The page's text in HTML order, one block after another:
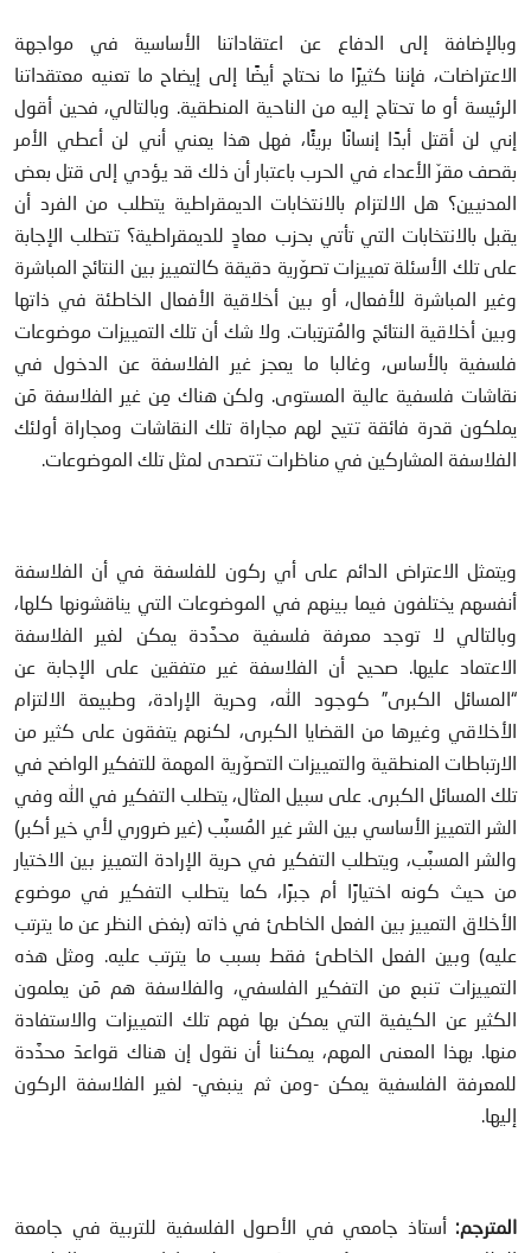
وبالإضافة إلى الدفاع عن اعتقاداتنا الأساسية في مواجهة
الاعتراضات، فإننا كثيرًا ما نحتاج أيضًا إلى إيضاح ما تعنيه معتقداتنا
الرئيسة أو ما تحتاج إليه من الناحية المنطقية. وبالتالي، فحين أقول
إني لن أقتل أبدًا إنسانًا بريئًا، فهل هذا يعني أني لن أعطي الأمر
بقصف مقرّ الأعداء في الحرب باعتبار أن ذلك قد يؤدي إلى قتل بعض
المدنيين؟ هل الالتزام بالانتخابات الديمقراطية يتطلب من الفرد أن
يقبل بالانتخابات التي تأتي بحزب معادٍ للديمقراطية؟ تتطلب الإجابة
على تلك الأسئلة تمييزات تصوّرية دقيقة كالتمييز بين النتائج المباشرة
وغير المباشرة للأفعال، أو بين أخلاقية الأفعال الخاطئة في ذاتها
وبين أخلاقية النتائج والمُترتِبات. ولا شك أن تلك التمييزات موضوعات
فلسفية بالأساس، وغالبا ما يعجز غير الفلاسفة عن الدخول في
نقاشات فلسفية عالية المستوى. ولكن هناك مِن غير الفلاسفة مَن
يملكون قدرة فائقة تتيح لهم مجاراة تلك النقاشات ومجاراة أولئك
الفلاسفة المشاركين في مناظرات تتصدى لمثل تلك الموضوعات.
ويتمثل الاعتراض الدائم على أي ركون للفلسفة في أن الفلاسفة
أنفسهم يختلفون فيما بينهم في الموضوعات التي يناقشونها كلها،
وبالتالي لا توجد معرفة فلسفية محدَّدة يمكن لغير الفلاسفة
الاعتماد عليها. صحيح أن الفلاسفة غير متفقين على الإجابة عن
“المسائل الكبرى” كوجود الله، وحرية الإرادة، وطبيعة الالتزام
الأخلاقي وغيرها من القضايا الكبرى، لكنهم يتفقون على كثير من
الارتباطات المنطقية والتمييزات التصوّرية المهمة للتفكير الواضح في
تلك المسائل الكبرى. على سبيل المثال، يتطلب التفكير في الله وفي
الشر التمييز الأساسي بين الشر غير المُسبَّب (غير ضروري لأي خير أكبر)
والشر المسبَّب، ويتطلب التفكير في حرية الإرادة التمييز بين الاختيار
من حيث كونه اختيارًا أم جبرًا، كما يتطلب التفكير في موضوع
الأخلاق التمييز بين الفعل الخاطئ في ذاته (بغض النظر عن ما يترتب
عليه) وبين الفعل الخاطئ فقط بسبب ما يترتب عليه. ومثل هذه
التمييزات تنبع من التفكير الفلسفي، والفلاسفة هم مَن يعلمون
الكثير عن الكيفية التي يمكن بها فهم تلك التمييزات والاستفادة
منها. بهذا المعنى المهم، يمكننا أن نقول إن هناك قواعدَ محدَّدة
للمعرفة الفلسفية يمكن -ومن ثم ينبغي- لغير الفلاسفة الركون
إليها.
المترجم: أستاذ جامعي في الأصول الفلسفية للتربية في جامعة